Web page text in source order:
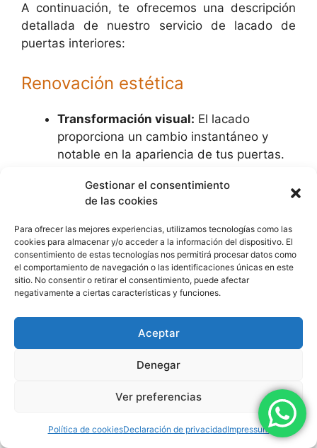
Gestionar el consentimiento
de las cookies
Para ofrecer las mejores experiencias, utilizamos tecnologías como las
cookies para almacenar y/o acceder a la información del dispositivo. El
consentimiento de estas tecnologías nos permitirá procesar datos como
el comportamiento de navegación o las identificaciones únicas en este
sitio. No consentir o retirar el consentimiento, puede afectar
negativamente a ciertas características y funciones.
Aceptar
Denegar
Ver preferencias
Política de cookiesDeclaración de privacidadImpressum
A continuación, te ofrecemos una descripción
detallada de nuestro servicio de lacado de
puertas interiores:
Renovación estética
Transformación visual: El lacado
proporciona un cambio instantáneo y
notable en la apariencia de tus puertas.
acabados disponibles, puedes elegir el
estilo que mejor se adapte a tu
decoración y preferencias personales.
Acabados personalizados:Ya sea que
prefieras un acabado mate para una
apariencia sofisticada, satinado para un
toque sutil de brillo, o brillante para un
lacado según tus deseos. Nuestros
expertos te asesorarán en la elección del
acabado perfecto.
Protección y durabilidad
Las puertas